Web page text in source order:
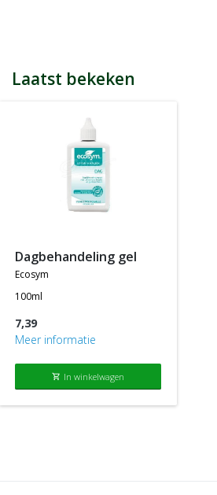
Tijdens het afrekenen zie je dan
spaarpunten in te wisselen, 100
In jouw accountgegevens kun je altijd
spaarpunten bekijken.
LET OP: Je ontvangt geen spaarpunten
een bepaalde actieprijs of met een
aangeboden, m.a.w. je ontvangt alleen
producten die tegen de normale of
Laatst bekeken
dagbehandeling gel
ecosym
100ml
7,39
Meer informatie
shopping_cart In winkelwagen